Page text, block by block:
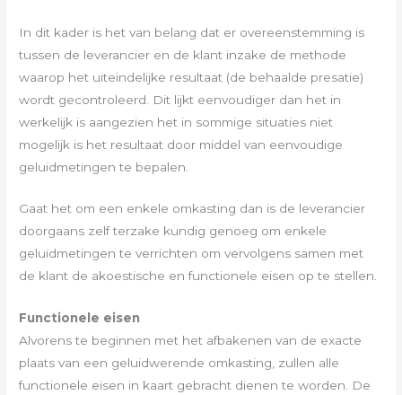
In dit kader is het van belang dat er overeenstemming is
tussen de leverancier en de klant inzake de methode
waarop het uiteindelijke resultaat (de behaalde presatie)
wordt gecontroleerd. Dit lijkt eenvoudiger dan het in
werkelijk is aangezien het in sommige situaties niet
mogelijk is het resultaat door middel van eenvoudige
geluidmetingen te bepalen.
Gaat het om een enkele omkasting dan is de leverancier
doorgaans zelf terzake kundig genoeg om enkele
geluidmetingen te verrichten om vervolgens samen met
de klant de akoestische en functionele eisen op te stellen.
Functionele eisen
Alvorens te beginnen met het afbakenen van de exacte
plaats van een geluidwerende omkasting, zullen alle
functionele eisen in kaart gebracht dienen te worden. De